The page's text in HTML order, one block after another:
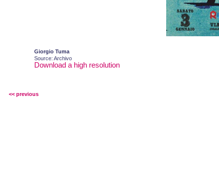
Giorgio Tuma
Source: Archivo
Download a high resolution
<< previous